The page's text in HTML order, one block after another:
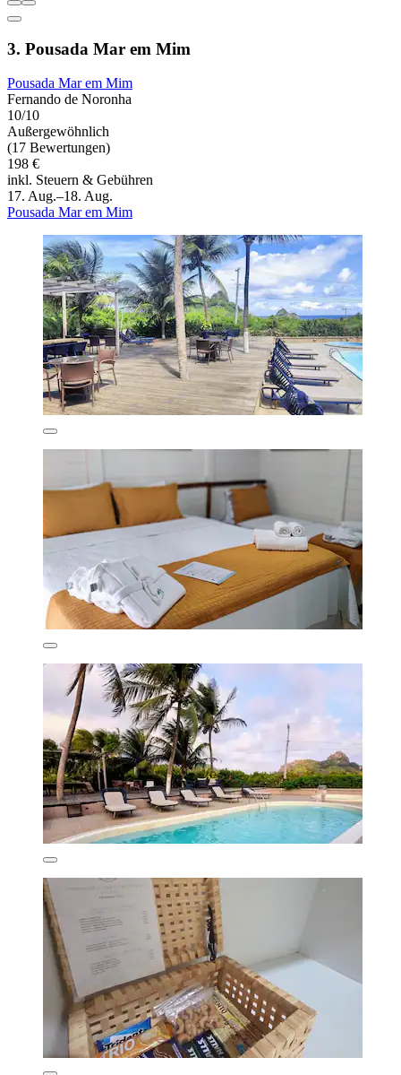
3. Pousada Mar em Mim
Pousada Mar em Mim
Fernando de Noronha
10/10
Außergewöhnlich
(17 Bewertungen)
198 €
inkl. Steuern & Gebühren
17. Aug.–18. Aug.
Pousada Mar em Mim